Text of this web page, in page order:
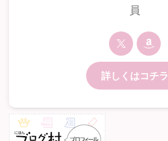
員
詳しくはコチラ